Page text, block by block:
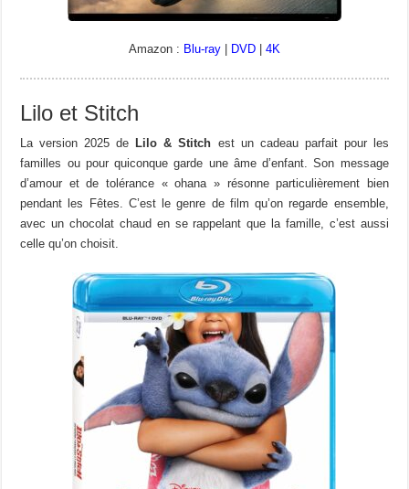
Amazon : Blu-ray| DVD| 4K
Lilo et Stitch
La version 2025 deLilo & Stitch est un cadeau parfait pour les
familles ou pour quiconque garde une âme d’enfant. Son message
d’amour et de tolérance « ohana » résonne particulièrement bien
pendant les Fêtes. C’est le genre de film qu’on regarde ensemble,
avec un chocolat chaud en se rappelant que la famille, c’est aussi
celle qu’on choisit.